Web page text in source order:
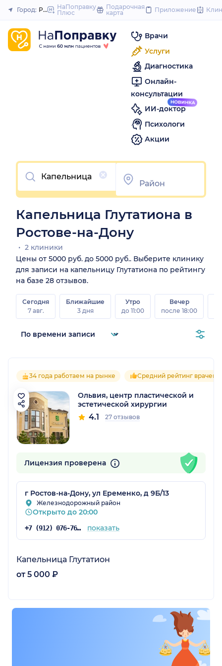
to
Закрыть
Город: Ростов-на-Дону
НаПоправку
Плюс
Подарочная
карта
Приложение
Врачи
Услуги
Диагностика
Онлайн-
консультации
ИИ-доктор
Психологи
Акции
Очистить
Капельница Глутатиона в
Ростове-на-Дону
2 клиники
Цены от 5000 руб. до 5000 руб.. Выберите клинику
для записи на капельницу Глутатиона по рейтингу
на базе 28 отзывов.
Сегодня
7 авг.
Ближайшие
3 дня
Утро
до 11:00
Вечер
после 18:00
34 года работаем на рынке Средний рейтинг врачей
Ольвия, центр пластической и
эстетической хирургии
4.1 27 отзывов
Лицензия проверена
г Ростов-на-Дону, ул Еременко, д 9Б/13
Железнодорожный район
Открыто до 20:00
+7 (912) 076-76-20 показать
Капельница Глутатион
от 5 000 ₽